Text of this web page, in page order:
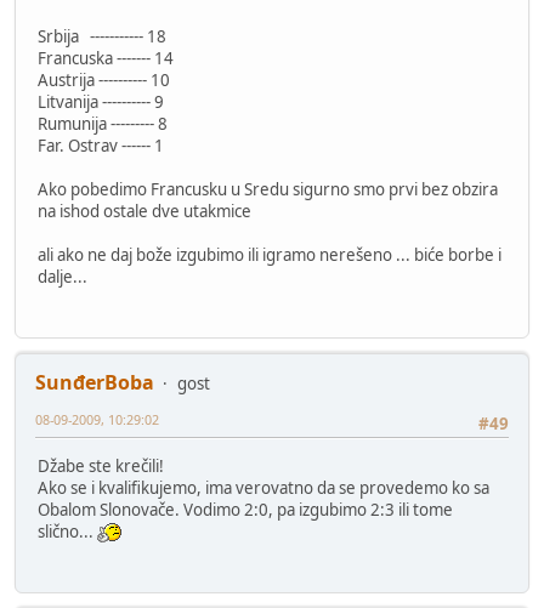
Srbija ----------- 18
Francuska ------- 14
Austrija ---------- 10
Litvanija ---------- 9
Rumunija --------- 8
Far. Ostrav ------ 1
Ako pobedimo Francusku u Sredu sigurno smo prvi bez obzira
na ishod ostale dve utakmice
ali ako ne daj bože izgubimo ili igramo nerešeno ... biće borbe i
dalje...
SunđerBoba
gost
#49
08-09-2009, 10:29:02
Džabe ste krečili!
Ako se i kvalifikujemo, ima verovatno da se provedemo ko sa
Obalom Slonovače. Vodimo 2:0, pa izgubimo 2:3 ili tome
slično...